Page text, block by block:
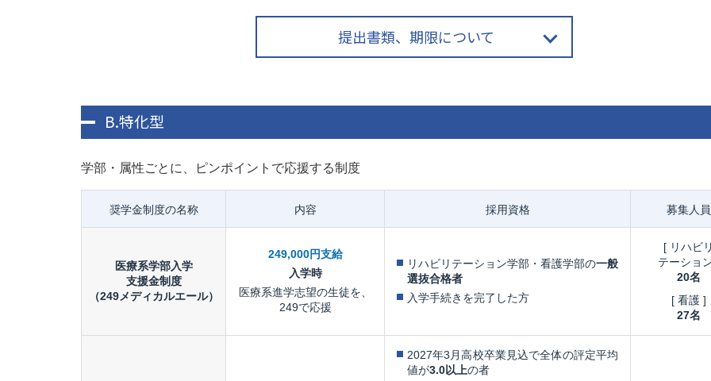
提出書類、期限について
B.特化型
学部・属性ごとに、ピンポイントで応援する制度
奨学金制度の名称 内容 採用資格 募集人員
医療系学部入学
支援金制度
（249メディカルエール）
249,000円支給
入学時
医療系進学志望の生徒を、
249で応援
リハビリテーション学部・看護学部の一般
選抜合格者
入学手続きを完了した方
[ リハビ
テーショ
20名
[ 看護 ]
27名
2027年3月高校卒業見込で全体の評定平均
値が3.0以上の者